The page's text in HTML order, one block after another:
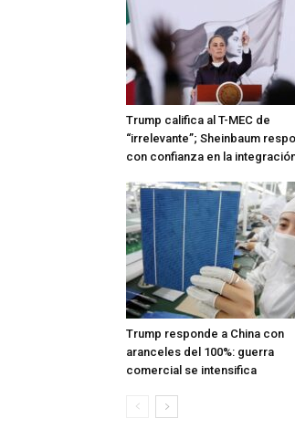
Trump califica al T-MEC de
“irrelevante”; Sheinbaum
con confianza en la
Trump responde a China con
aranceles del 100%: guerra
comercial se intensifica